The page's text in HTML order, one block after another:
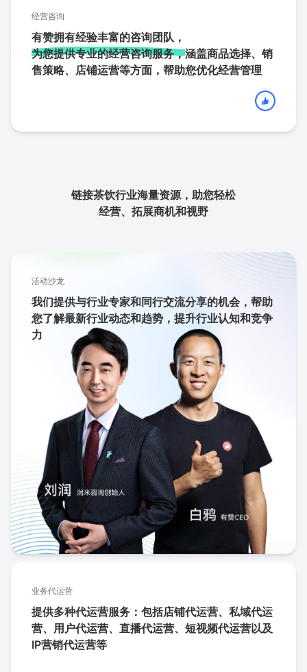
经营咨询
有赞拥有经验丰富的咨询团队，
为您提供专业的经营咨询服务，涵盖商品选择、销
售策略、店铺运营等方面，帮助您优化经营管理
链接茶饮行业海量资源，助您轻松
经营、拓展商机和视野
活动沙龙
我们提供与行业专家和同行交流分享的机会，帮助
您了解最新行业动态和趋势，提升行业认知和竞争
力
业务代运营
提供多种代运营服务：包括店铺代运营、私域代运
营、用户代运营、直播代运营、短视频代运营以及
IP营销代运营等